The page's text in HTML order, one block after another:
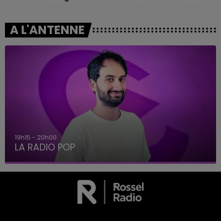
A L'ANTENNE
19h15 - 20h00
LA RADIO POP